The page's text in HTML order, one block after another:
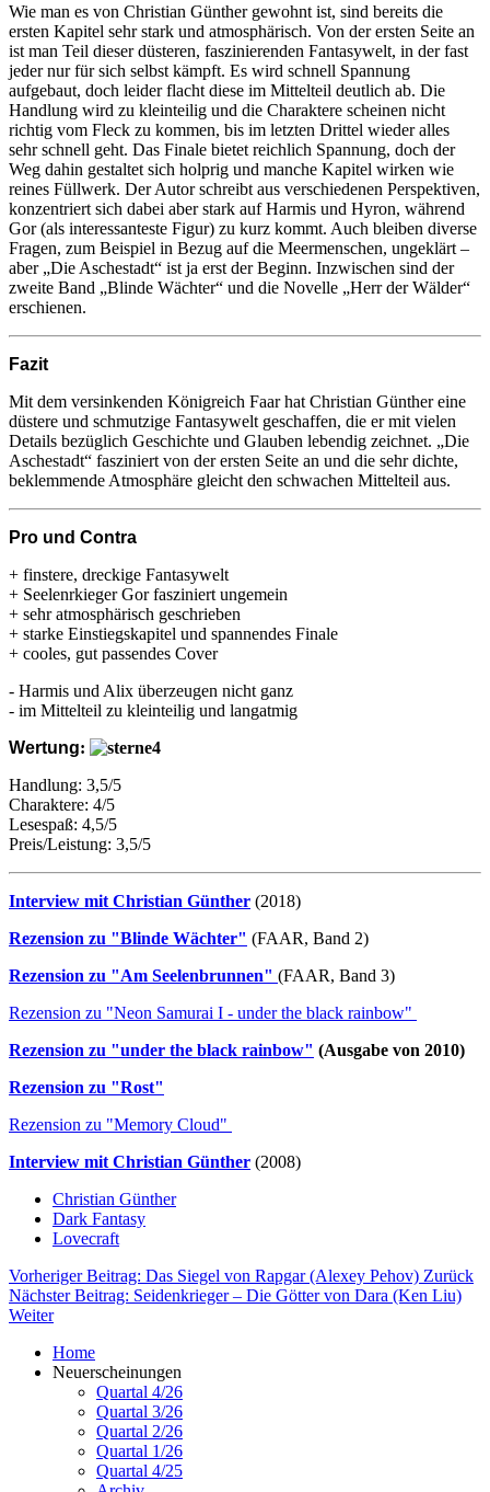
Wie man es von Christian Günther gewohnt ist, sind bereits die
ersten Kapitel sehr stark und atmosphärisch. Von der ersten Seite an
ist man Teil dieser düsteren, faszinierenden Fantasywelt, in der fast
jeder nur für sich selbst kämpft. Es wird schnell Spannung
aufgebaut, doch leider flacht diese im Mittelteil deutlich ab. Die
Handlung wird zu kleinteilig und die Charaktere scheinen nicht
richtig vom Fleck zu kommen, bis im letzten Drittel wieder alles
sehr schnell geht. Das Finale bietet reichlich Spannung, doch der
Weg dahin gestaltet sich holprig und manche Kapitel wirken wie
reines Füllwerk. Der Autor schreibt aus verschiedenen Perspektiven,
konzentriert sich dabei aber stark auf Harmis und Hyron, während
Gor (als interessanteste Figur) zu kurz kommt. Auch bleiben diverse
Fragen, zum Beispiel in Bezug auf die Meermenschen, ungeklärt –
aber „Die Aschestadt“ ist ja erst der Beginn. Inzwischen sind der
zweite Band „Blinde Wächter“ und die Novelle „Herr der Wälder“
erschienen.
Fazit
Mit dem versinkenden Königreich Faar hat Christian Günther eine
düstere und schmutzige Fantasywelt geschaffen, die er mit vielen
Details bezüglich Geschichte und Glauben lebendig zeichnet. „Die
Aschestadt“ fasziniert von der ersten Seite an und die sehr dichte,
beklemmende Atmosphäre gleicht den schwachen Mittelteil aus.
Pro und Contra
+ finstere, dreckige Fantasywelt
+ Seelenrkieger Gor fasziniert ungemein
+ sehr atmosphärisch geschrieben
+ starke Einstiegskapitel und spannendes Finale
+ cooles, gut passendes Cover
- Harmis und Alix überzeugen nicht ganz
- im Mittelteil zu kleinteilig und langatmig
Wertung:
Handlung: 3,5/5
Charaktere: 4/5
Lesespaß: 4,5/5
Preis/Leistung: 3,5/5
Interview mit Christian Günther (2018)
Rezension zu "Blinde Wächter" (FAAR, Band 2)
Rezension zu "Am Seelenbrunnen" (FAAR, Band 3)
Rezension zu "Neon Samurai I - under the black rainbow"
Rezension zu "under the black rainbow" (Ausgabe von 2010)
Rezension zu "Rost"
Rezension zu "Memory Cloud"
Interview mit Christian Günther (2008)
Christian Günther
Dark Fantasy
Lovecraft
Vorheriger Beitrag: Das Siegel von Rapgar (Alexey Pehov) Zurück
Nächster Beitrag: Seidenkrieger – Die Götter von Dara (Ken Liu)
Weiter
Home
Neuerscheinungen
Quartal 4/26
Quartal 3/26
Quartal 2/26
Quartal 1/26
Quartal 4/25